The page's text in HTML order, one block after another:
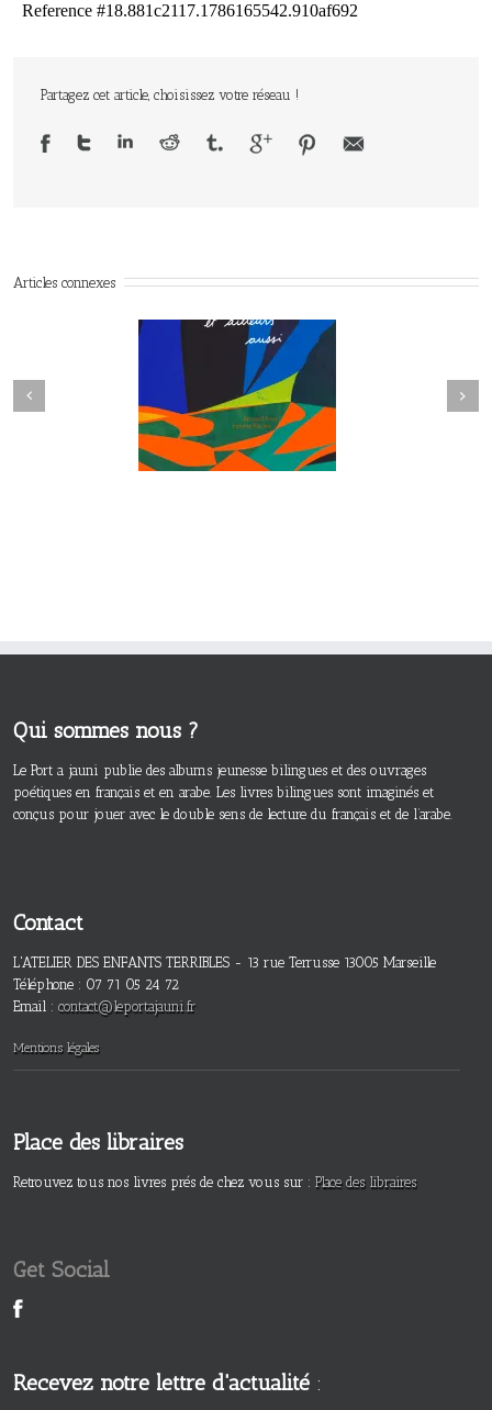
Partagez cet article, choisissez votre réseau !
Articles connexes
Next
Qui sommes nous ?
Le Port a jauni publie des albums jeunesse bilingues et des ouvrages
poétiques en français et en arabe. Les livres bilingues sont imaginés et
conçus pour jouer avec le double sens de lecture du français et de l’arabe.
Contact
L'ATELIER DES ENFANTS TERRIBLES - 13 rue Terrusse 13005 Marseille
Téléphone : 07 71 05 24 72
Email : contact@leportajauni.fr
Mentions légales
Place des libraires
Retrouvez tous nos livres prés de chez vous sur : Place des libraires
Get Social
Recevez notre lettre d'actualité :